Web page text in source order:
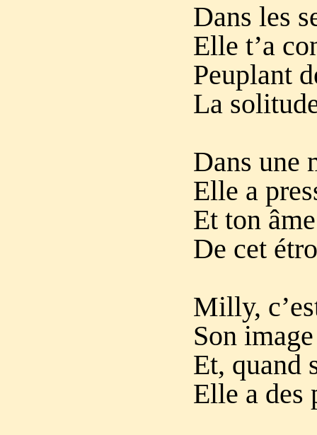
Dans les
Elle t’a
Peuplant
La
Dans une
Elle a
Et ton
De cet
Milly,
Son
Et, quand
Elle a des